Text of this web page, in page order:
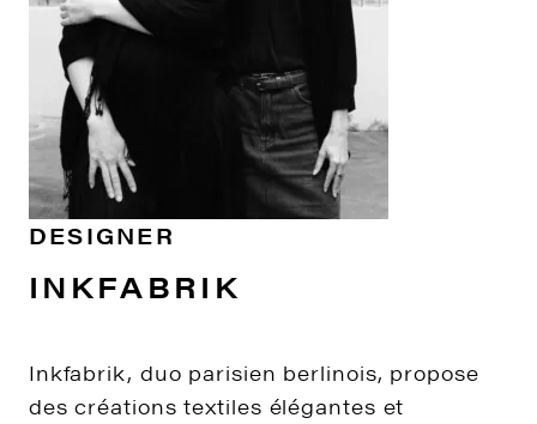
DESIGNER
INKFABRIK
Inkfabrik, duo parisien berlinois, propose
des créations textiles élégantes et